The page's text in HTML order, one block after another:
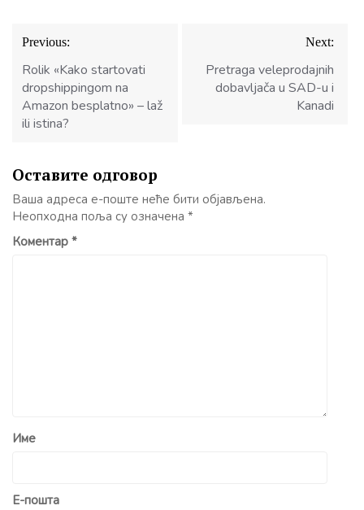
Кретање
чланка
Previous:
Rolik «Kako startovati
dropshippingom na
Amazon besplatno» – laž
ili istina?
Next:
Pretraga veleprodajnih
dobavljača u SAD-u i
Kanadi
Оставите одговор
Ваша адреса е-поште неће бити објављена.
Неопходна поља су означена *
Коментар *
Име
Е-пошта